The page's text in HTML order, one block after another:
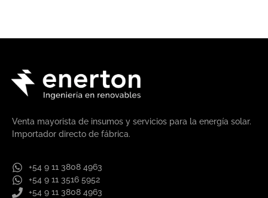
Venta mayorista de insumos y servicios para la energía solar.
Importador directo de fábrica.
+54 9 11 3808 4963
+54 9 11 3516 5952
+54 9 11 3808 4963